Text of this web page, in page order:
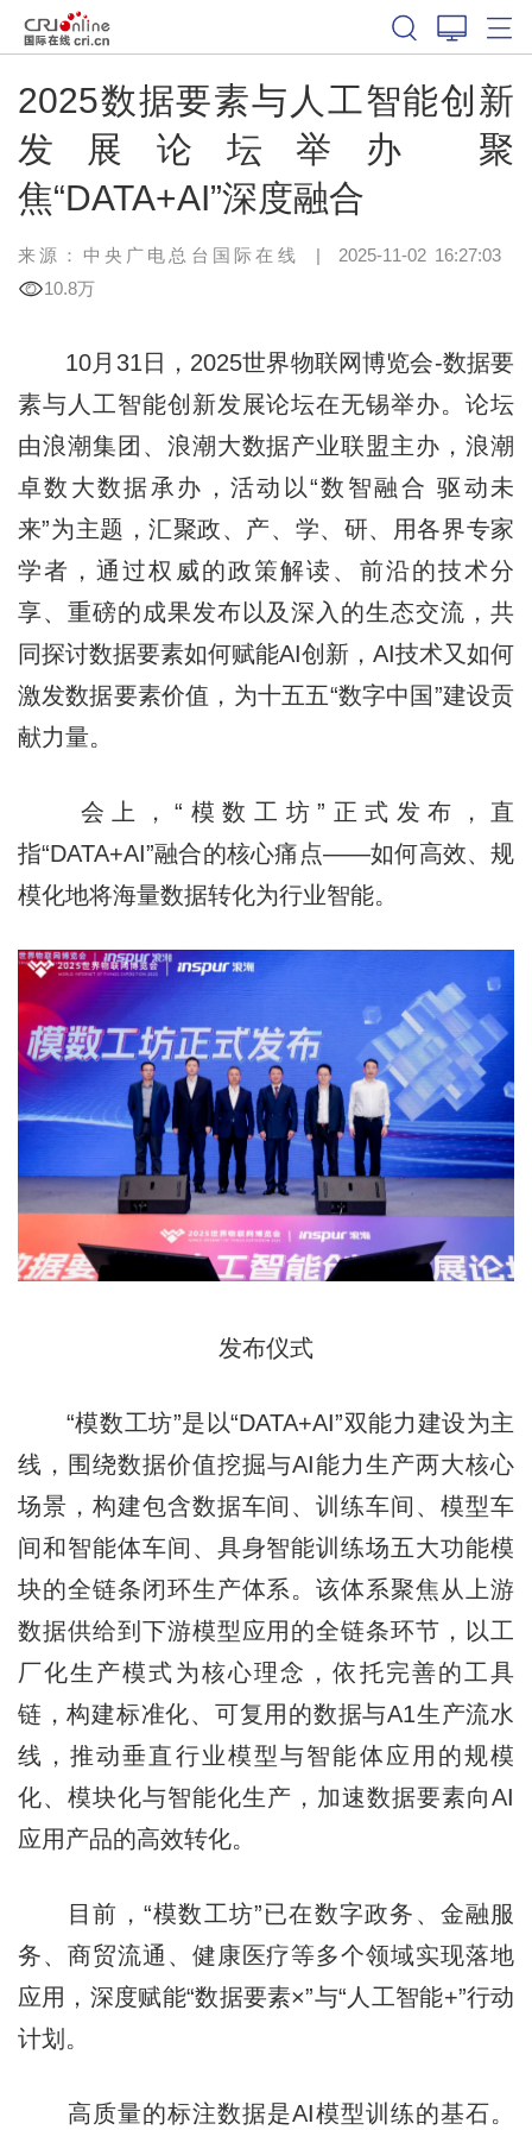
2025数据要素与人工智能创新
发展论坛举办 聚
焦“DATA+AI”深度融合
来源：中央广电总台国际在线 | 2025-11-02 16:27:03
10.8万
10月31日，2025世界物联网博览会-数据要
素与人工智能创新发展论坛在无锡举办。论坛
由浪潮集团、浪潮大数据产业联盟主办，浪潮
卓数大数据承办，活动以“数智融合 驱动未
来”为主题，汇聚政、产、学、研、用各界专家
学者，通过权威的政策解读、前沿的技术分
享、重磅的成果发布以及深入的生态交流，共
同探讨数据要素如何赋能AI创新，AI技术又如何
激发数据要素价值，为十五五“数字中国”建设贡
献力量。
会上，“模数工坊”正式发布，直
指“DATA+AI”融合的核心痛点——如何高效、规
模化地将海量数据转化为行业智能。
发布仪式
“模数工坊”是以“DATA+AI”双能力建设为主
线，围绕数据价值挖掘与AI能力生产两大核心
场景，构建包含数据车间、训练车间、模型车
间和智能体车间、具身智能训练场五大功能模
块的全链条闭环生产体系。该体系聚焦从上游
数据供给到下游模型应用的全链条环节，以工
厂化生产模式为核心理念，依托完善的工具
链，构建标准化、可复用的数据与A1生产流水
线，推动垂直行业模型与智能体应用的规模
化、模块化与智能化生产，加速数据要素向AI
应用产品的高效转化。
目前，“模数工坊”已在数字政务、金融服
务、商贸流通、健康医疗等多个领域实现落地
应用，深度赋能“数据要素×”与“人工智能+”行动
计划。
高质量的标注数据是AI模型训练的基石。